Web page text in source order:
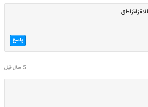
پاسخ
5 سال قبل